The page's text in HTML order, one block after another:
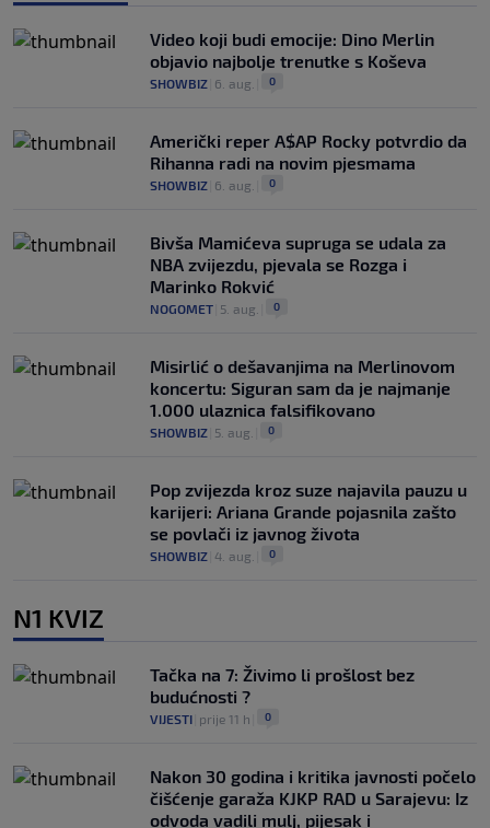
Video koji budi emocije: Dino Merlin
objavio najbolje trenutke s Koševa
SHOWBIZ 6. aug. 0
Američki reper A$AP Rocky potvrdio da
Rihanna radi na novim pjesmama
SHOWBIZ 6. aug. 0
Bivša Mamićeva supruga se udala za
NBA zvijezdu, pjevala se Rozga i
Marinko Rokvić
NOGOMET 5. aug. 0
Misirlić o dešavanjima na Merlinovom
koncertu: Siguran sam da je najmanje
1.000 ulaznica falsifikovano
SHOWBIZ 5. aug. 0
Pop zvijezda kroz suze najavila pauzu u
karijeri: Ariana Grande pojasnila zašto
se povlači iz javnog života
SHOWBIZ 4. aug. 0
N1 KVIZ
Tačka na 7: Živimo li prošlost bez
budućnosti ?
VIJESTI prije 11 h 0
Nakon 30 godina i kritika javnosti počelo
čišćenje garaža KJKP RAD u Sarajevu: Iz
odvoda vadili mulj, pijesak i